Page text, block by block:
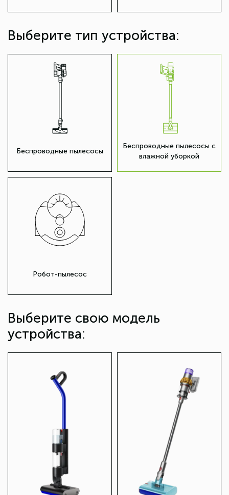
Выберите тип устройства:
Беспроводные пылесосы
Беспроводные пылесосы с
влажной уборкой
Робот-пылесос
Выберите свою модель
устройства: